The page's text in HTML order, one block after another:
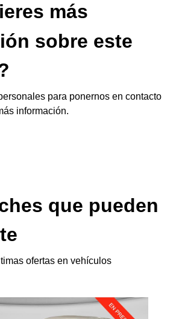
más
sobre este
para ponernos en contacto
información.
que pueden
ofertas en vehículos